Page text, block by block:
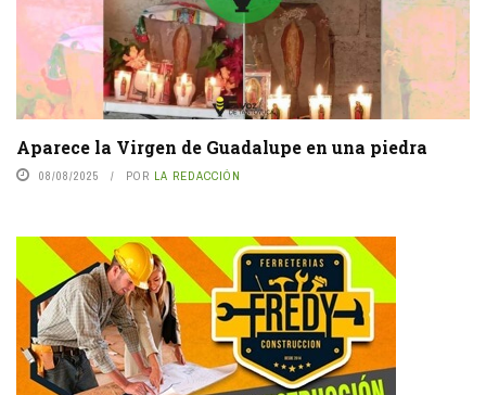
Aparece la Virgen de Guadalupe en una piedra
08/08/2025 POR LA REDACCIÓN